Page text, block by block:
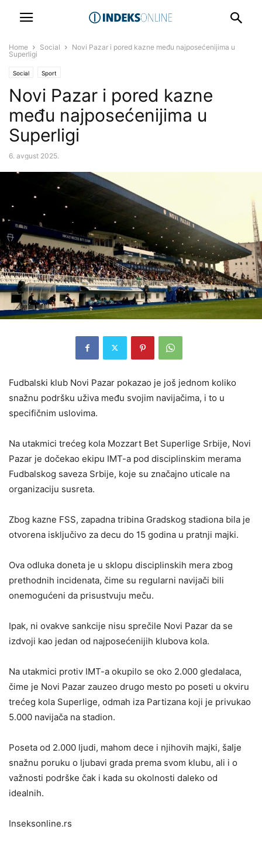
Home Social
Novi Pazar i pored kazne među najposećenijima u
Superligi
Social Sport
Novi Pazar i pored kazne
među najposećenijima u
Superligi
6. avgust 2025.
Fudbalski klub Novi Pazar pokazao je još jednom koliko
snažnu podršku uživa među svojim navijačima, i to u
specifičnim uslovima.
Na utakmici trećeg kola Mozzart Bet Superlige Srbije, Novi
Pazar je dočekao ekipu IMT-a pod disciplinskim merama
Fudbalskog saveza Srbije, koje su značajno uticale na
organizaciju susreta.
Zbog kazne FSS, zapadna tribina Gradskog stadiona bila je
otvorena isključivo za decu do 15 godina u pratnji majki.
Ova odluka doneta je u sklopu disciplinskih mera zbog
prethodnih incidenata, čime su regularni navijači bili
onemogućeni da prisustvuju meču.
Ipak, ni ovakve sankcije nisu sprečile Novi Pazar da se
izdvoji kao jedan od najposećenijih klubova kola.
Na utakmici protiv IMT-a okupilo se oko 2.000 gledalaca,
čime je Novi Pazar zauzeo drugo mesto po poseti u okviru
trećeg kola Superlige, odmah iza Partizana koji je privukao
5.000 navijača na stadion.
Poseta od 2.000 ljudi, mahom dece i njihovih majki, šalje
snažnu poruku o ljubavi grada prema svom klubu, ali i o
važnosti podrške čak i kada su okolnosti daleko od
idealnih.
Inseksonline.rs